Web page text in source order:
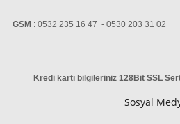
GSM : 0532 235 16 47 - 0530 203 31
Kredi kartı bilgileriniz 128Bit SSL
Sosyal